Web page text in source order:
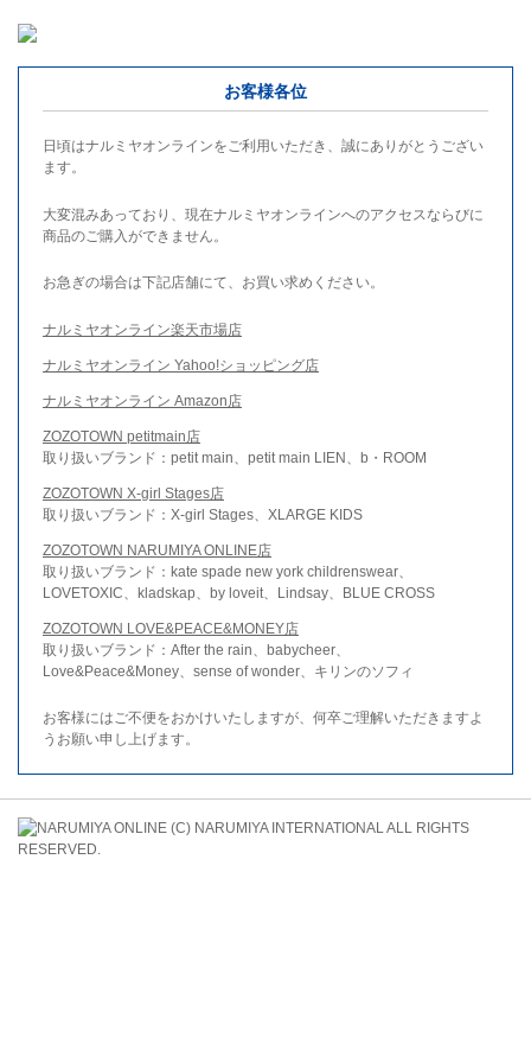
お客様各位
日頃はナルミヤオンラインをご利用いただき、誠にありがとうござい
ます。
大変混みあっており、現在ナルミヤオンラインへのアクセスならびに
商品のご購入ができません。
お急ぎの場合は下記店舗にて、お買い求めください。
ナルミヤオンライン楽天市場店
ナルミヤオンライン Yahoo!ショッピング店
ナルミヤオンライン Amazon店
ZOZOTOWN petitmain店
取り扱いブランド：petit main、petit main LIEN、b・ROOM
ZOZOTOWN X-girl Stages店
取り扱いブランド：X-girl Stages、XLARGE KIDS
ZOZOTOWN NARUMIYA ONLINE店
取り扱いブランド：kate spade new york childrenswear、
LOVETOXIC、kladskap、by loveit、Lindsay、BLUE CROSS
ZOZOTOWN LOVE&PEACE&MONEY店
取り扱いブランド：After the rain、babycheer、
Love&Peace&Money、sense of wonder、キリンのソフィ
お客様にはご不便をおかけいたしますが、何卒ご理解いただきますよ
うお願い申し上げます。